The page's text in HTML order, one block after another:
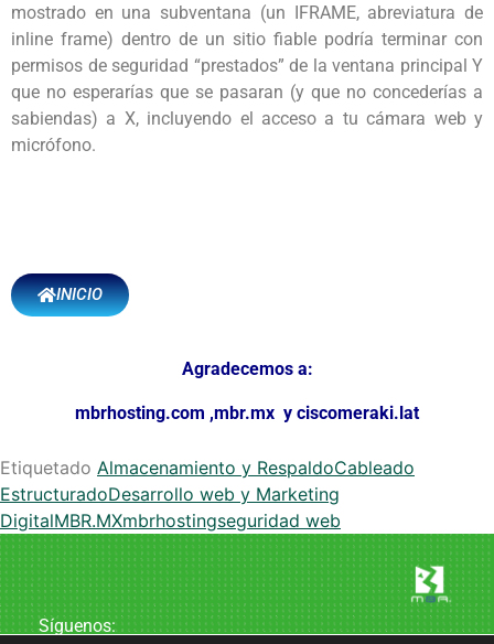
mostrado en una subventana (un IFRAME, abreviatura de
inline frame) dentro de un sitio fiable podría terminar con
permisos de seguridad “prestados” de la ventana principal Y
que no esperarías que se pasaran (y que no concederías a
sabiendas) a X, incluyendo el acceso a tu cámara web y
micrófono.
INICIO
Agradecemos a:
mbrhosting.com ,mbr.mx y ciscomeraki.lat
Etiquetado Almacenamiento y RespaldoCableado
EstructuradoDesarrollo web y Marketing
DigitalMBR.MXmbrhostingseguridad web
Síguenos: